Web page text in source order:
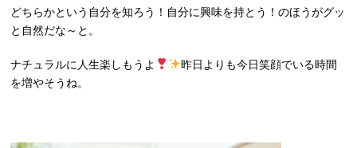
どちらかという自分を知ろう！自分に興味を持とう！のほうがグッ
と自然だな～と。
ナチュラルに人生楽しもうよ
昨日よりも今日笑顔でいる時間
を増やそうね。